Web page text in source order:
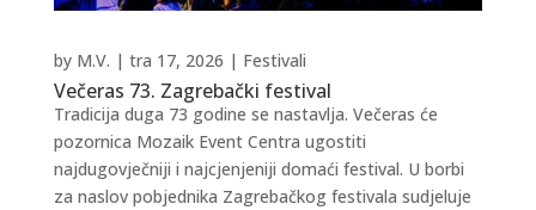
Večeras 73. Zagrebački festival
by M.V. | tra 17, 2026 | Festivali
Tradicija duga 73 godine se nastavlja. Večeras će
pozornica Mozaik Event Centra ugostiti
najdugovječniji i najcjenjeniji domaći festival. U borbi
za naslov pobjednika Zagrebačkog festivala sudjeluje